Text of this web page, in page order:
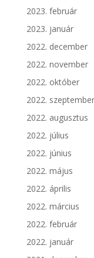
2023. február
2023. január
2022. december
2022. november
2022. október
2022. szeptember
2022. augusztus
2022. július
2022. június
2022. május
2022. április
2022. március
2022. február
2022. január